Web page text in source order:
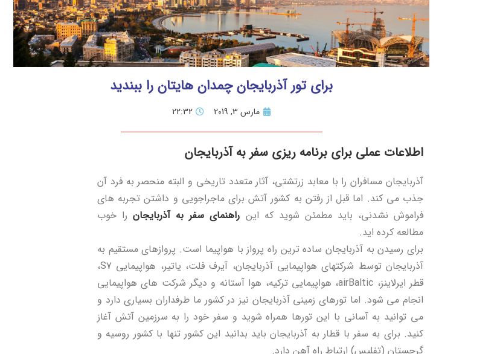
برای تور آذربایجان چمدان هایتان را ببندید
مارس 3, 2019 22:32
اطلاعات عملی برای برنامه ریزی سفر به آذربایجان
آذربایجان مسافران را با معابد زرتشتی، آثار متعدد تاریخی و البته منحصر به فرد آن
جذب می کند. اما قبل از رفتن به کشور آتش برای ماجراجویی و داشتن تجربه های
فراموش نشدنی، باید مطمئن شوید که این راهنمای سفر به آذربایجانرا خوب
مطالعه کرده اید.
برای رسیدن به آذربایجان ساده ترین راه پرواز با هواپیما است. پروازهای مستقیم به
آذربایجان توسط شرکتهای هواپیمایی آذربایجان، آیرف فلت، یاتیر، هواپیمایی S7،
قطر ایرلاینز، airBaltic، هواپیمایی ترکیه، هوا آستانه و دیگر شرکت های هواپیمایی
انجام می شود. اما تورهای زمینی آذربایجان نیز در کشور ما طرفداران بسیاری دارد و
می توانید به آسانی با این تورها همراه شوید و سفر خود را به سرزمین آتش آغاز
کنید. برای به سفر با قطار به آذربایجان باید بدانید این کشور تنها با کشور روسیه و
گرجستان (تفلیس) ارتباط راه آهن دارد.